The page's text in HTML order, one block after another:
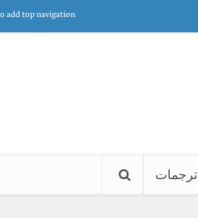
add top navigation
ترجمات